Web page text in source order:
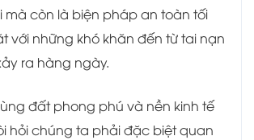
mà còn là biện pháp an toàn tối
với những khó khăn đến từ tai nạn
ra hàng ngày.
đất phong phú và nền kinh tế
hỏi chúng ta phải đặc biệt quan